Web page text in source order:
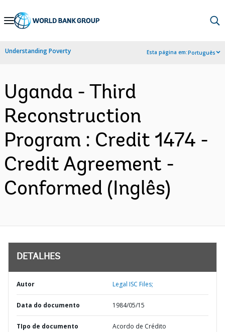
Skip
Navigation
Understanding Poverty Esta página em:Português
Uganda - Third
Reconstruction
Program : Credit 1474 -
Credit Agreement -
Conformed (Inglês)
DETALHES
Autor Legal ISC Files;
Data do documento 1984/05/15
TIpo de documento Acordo de Crédito